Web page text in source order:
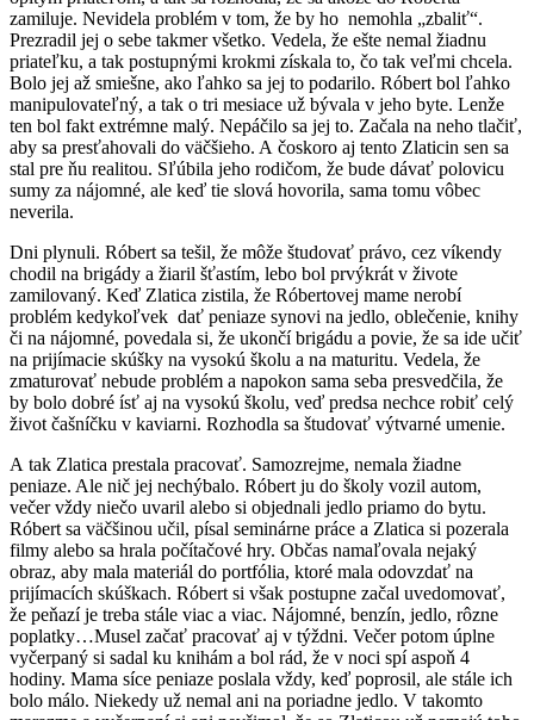
zamiluje. Nevidela problém v tom, že by ho nemohla „zbaliť“.
Prezradil jej o sebe takmer všetko. Vedela, že ešte nemal žiadnu
priateľku, a tak postupnými krokmi získala to, čo tak veľmi chcela.
Bolo jej až smiešne, ako ľahko sa jej to podarilo. Róbert bol ľahko
manipulovateľný, a tak o tri mesiace už bývala v jeho byte. Lenže
ten bol fakt extrémne malý. Nepáčilo sa jej to. Začala na neho tlačiť,
aby sa presťahovali do väčšieho. A čoskoro aj tento Zlaticin sen sa
stal pre ňu realitou. Sľúbila jeho rodičom, že bude dávať polovicu
sumy za nájomné, ale keď tie slová hovorila, sama tomu vôbec
neverila.
Dni plynuli. Róbert sa tešil, že môže študovať právo, cez víkendy
chodil na brigády a žiaril šťastím, lebo bol prvýkrát v živote
zamilovaný. Keď Zlatica zistila, že Róbertovej mame nerobí
problém kedykoľvek dať peniaze synovi na jedlo, oblečenie, knihy
či na nájomné, povedala si, že ukončí brigádu a povie, že sa ide učiť
na prijímacie skúšky na vysokú školu a na maturitu. Vedela, že
zmaturovať nebude problém a napokon sama seba presvedčila, že
by bolo dobré ísť aj na vysokú školu, veď predsa nechce robiť celý
život čašníčku v kaviarni. Rozhodla sa študovať výtvarné umenie.
A tak Zlatica prestala pracovať. Samozrejme, nemala žiadne
peniaze. Ale nič jej nechýbalo. Róbert ju do školy vozil autom,
večer vždy niečo uvaril alebo si objednali jedlo priamo do bytu.
Róbert sa väčšinou učil, písal seminárne práce a Zlatica si pozerala
filmy alebo sa hrala počítačové hry. Občas namaľovala nejaký
obraz, aby mala materiál do portfólia, ktoré mala odovzdať na
prijímacích skúškach. Róbert si však postupne začal uvedomovať,
že peňazí je treba stále viac a viac. Nájomné, benzín, jedlo, rôzne
poplatky…Musel začať pracovať aj v týždni. Večer potom úplne
vyčerpaný si sadal ku knihám a bol rád, že v noci spí aspoň 4
hodiny. Mama síce peniaze poslala vždy, keď poprosil, ale stále ich
bolo málo. Niekedy už nemal ani na poriadne jedlo. V takomto